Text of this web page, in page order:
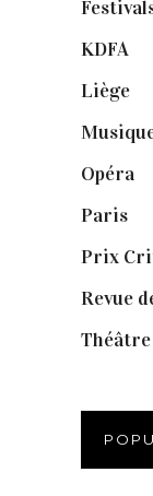
KDFA
Liège
Opéra
Paris
Prix
Revue
Théâtre